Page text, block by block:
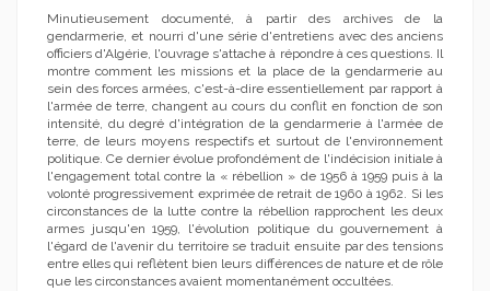
Minutieusement documenté, à partir des archives de la
gendarmerie, et nourri d'une série d'entretiens avec des anciens
officiers d'Algérie, l'ouvrage s'attache à répondre à ces questions. Il
montre comment les missions et la place de la gendarmerie au
sein des forces armées, c'est-à-dire essentiellement par rapport à
l'armée de terre, changent au cours du conflit en fonction de son
intensité, du degré d'intégration de la gendarmerie à l'armée de
terre, de leurs moyens respectifs et surtout de l'environnement
politique. Ce dernier évolue profondément de l'indécision initiale à
l'engagement total contre la « rébellion » de 1956 à 1959 puis à la
volonté progressivement exprimée de retrait de 1960 à 1962. Si les
circonstances de la lutte contre la rébellion rapprochent les deux
armes jusqu'en 1959, l'évolution politique du gouvernement à
l'égard de l'avenir du territoire se traduit ensuite par des tensions
entre elles qui reflètent bien leurs différences de nature et de rôle
que les circonstances avaient momentanément occultées.